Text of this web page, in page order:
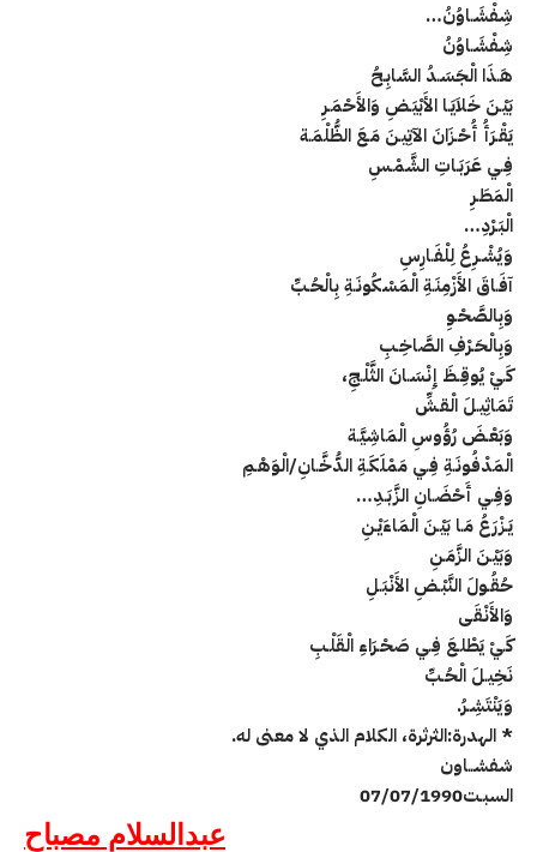
شِفْشَـاوُنُ…
شِفْشَـاوُنُ
هَـذَا الْجَسَـدُ السَّابِـحُ
بَيْـنَ خَلاَيَـا الأَبْيَـضِ وَالأَحْمَـرِ
يَقْـرَأُ أُحْـزَانَ الآتِيـنَ مَـعَ الظُّلْمَـة
فِـي عَرَبَـاتِ الشَّمْـسِ
الْمَطَـرِ
الْبَـرْدِ…
وَيُشْـرِعُ لِلْفَـارِسِ
آفَـاقَ الأَزْمِنَـةِ الْمَسْكُونَـةِ بِالْحُـبِّ
وَبِالصَّحْـوِ
وَبِالْحَـرْفِ الصَّاخِـبِ
كَـيْ يُوقِـظَ إِنْسَـانَ الثَّلْـجِ،
تَمَاثِيـلَ الْقـشِّ
وَبَعْـضَ رُؤُوسِ الْمَاشِيَّـة
الْمَدْفُونَـةِ فِـي مَمْلَكَـةِ الدُّخَّـانِ/الْوَهْـمِ
وَفِـي أَحْضَـانِ الزَّبَـدِ…
يَـزْرَعُ مَـا بَيْـنَ الْمَاءَيْـنِ
وَبَيْـنَ الزَّمَـنِ
حُقُـولَ النَّبْـضِ الأَنْبَـلِ
وَالأَنْقَـى
كَـيْ يَطْلـعَ فِـي صَحْـرَاءِ الْقَلْـبِ
نَخِيـلَ الْحُـبِّ
وَيَنْتَشِـرُ.
* الهدرة:الثرثرة، الكلام الذي لا معنى له.
شفشــاون
السبـت07/07/1990
عبدالسلام مصباح